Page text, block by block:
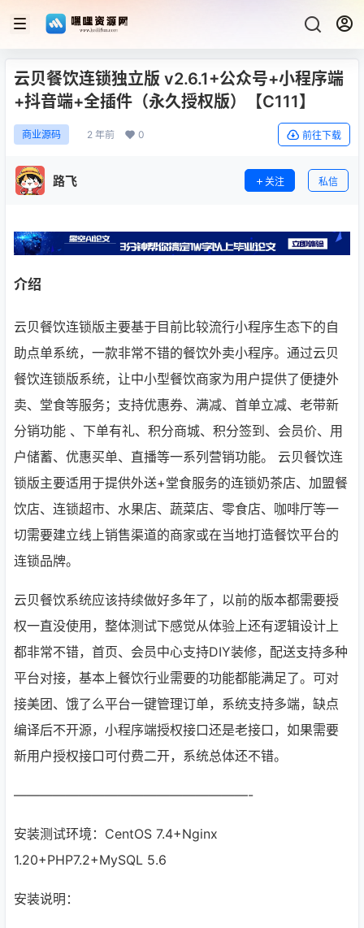
云贝餐饮连锁独立版 v2.6.1+公众号+小程序端
+抖音端+全插件（永久授权版）【C111】
商业源码 2 年前 0 前往下载
路飞 关注 私信
介绍
云贝餐饮连锁版主要基于目前比较流行小程序生态下的自
助点单系统，一款非常不错的餐饮外卖小程序。通过云贝
餐饮连锁版系统，让中小型餐饮商家为用户提供了便捷外
卖、堂食等服务；支持优惠券、满减、首单立减、老带新
分销功能 、下单有礼、积分商城、积分签到、会员价、用
户储蓄、优惠买单、直播等一系列营销功能。 云贝餐饮连
锁版主要适用于提供外送+堂食服务的连锁奶茶店、加盟餐
饮店、连锁超市、水果店、蔬菜店、零食店、咖啡厅等一
切需要建立线上销售渠道的商家或在当地打造餐饮平台的
连锁品牌。
云贝餐饮系统应该持续做好多年了，以前的版本都需要授
权一直没使用，整体测试下感觉从体验上还有逻辑设计上
都非常不错，首页、会员中心支持DIY装修，配送支持多种
平台对接，基本上餐饮行业需要的功能都能满足了。可对
接美团、饿了么平台一键管理订单，系统支持多端，缺点
编译后不开源，小程序端授权接口还是老接口，如果需要
新用户授权接口可付费二开，系统总体还不错。
——————————————————-
安装测试环境：CentOS 7.4+Nginx
1.20+PHP7.2+MySQL 5.6
安装说明：